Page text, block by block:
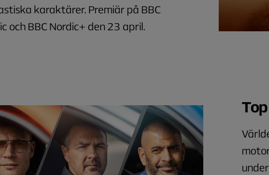
karaktärer. Premiär på BBC
och BBC Nordic+ den 23 april.